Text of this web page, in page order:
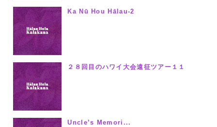
Ka Nū Hou Hālau-2
２８回目のハワイ大会遠征ツアー１１
Uncle’s Memori...